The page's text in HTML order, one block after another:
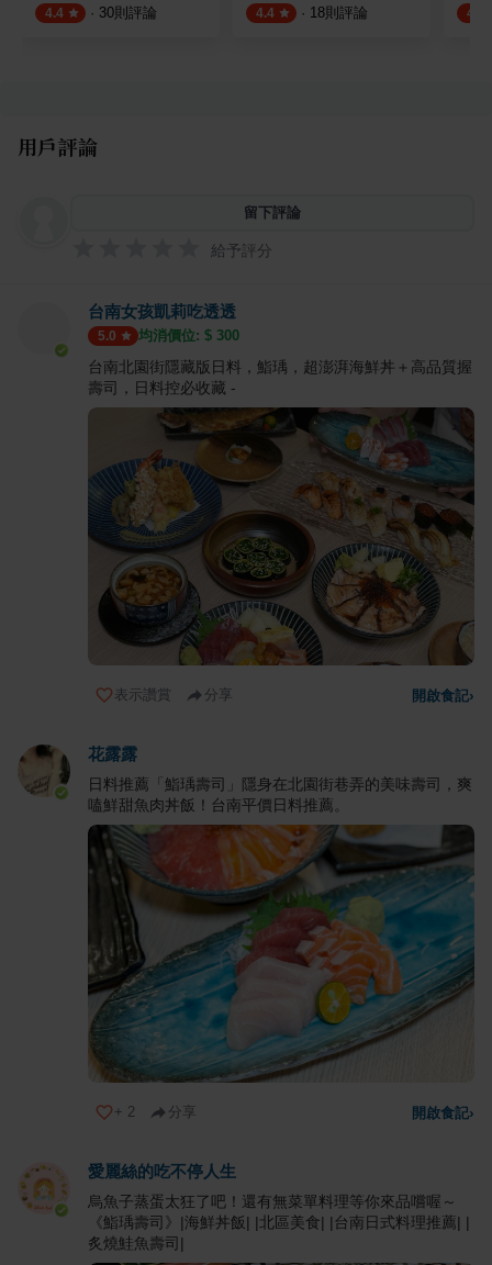
4.4 · 30則評論 4.4 · 18則評論 4.5
用戶評論
留下評論
給予評分
台南女孩凱莉吃透透
5.0 均消價位: $ 300
台南北園街隱藏版日料，鮨瑀，超澎湃海鮮丼＋高品質握
壽司，日料控必收藏 -
表示讚賞 分享 開啟食記›
花露露
日料推薦「鮨瑀壽司」隱身在北園街巷弄的美味壽司，爽
嗑鮮甜魚肉丼飯！台南平價日料推薦。
+ 2 分享 開啟食記›
愛麗絲的吃不停人生
烏魚子蒸蛋太狂了吧！還有無菜單料理等你來品嚐喔～
《鮨瑀壽司》|海鮮丼飯| |北區美食| |台南日式料理推薦| |
炙燒鮭魚壽司|